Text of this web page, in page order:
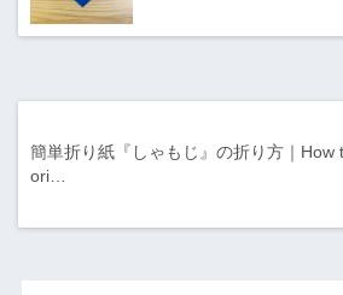
簡単折り紙『しゃもじ』の折り方｜How
ori…